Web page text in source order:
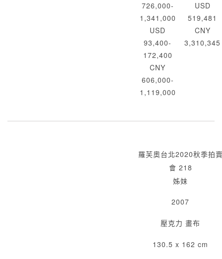
726,000-
1,341,000
USD
93,400-
172,400
CNY
606,000-
1,119,000
USD
519,481
CNY
3,310,345
羅芙奧台北2020秋季拍
會 218
姊妹
2007
壓克力 畫布
130.5 x 162 cm